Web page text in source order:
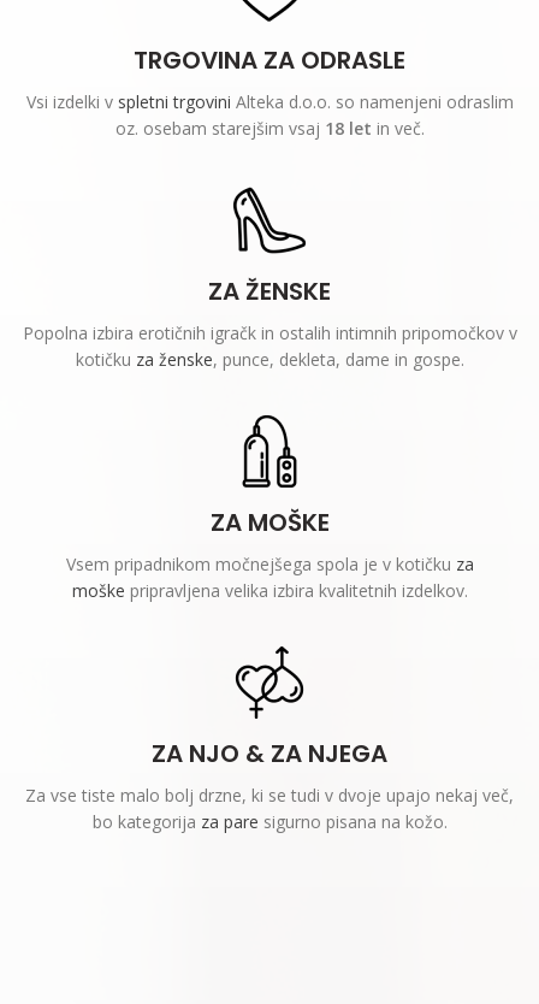
TRGOVINA ZA ODRASLE
Vsi izdelki v spletni trgovini Alteka d.o.o. so namenjeni odraslim
oz. osebam starejšim vsaj 18 let in več.
ZA ŽENSKE
Popolna izbira erotičnih igračk in ostalih intimnih pripomočkov v
kotičku za ženske, punce, dekleta, dame in gospe.
ZA MOŠKE
Vsem pripadnikom močnejšega spola je v kotičku za
moške pripravljena velika izbira kvalitetnih izdelkov.
ZA NJO & ZA NJEGA
Za vse tiste malo bolj drzne, ki se tudi v dvoje upajo nekaj več,
bo kategorija za pare sigurno pisana na kožo.